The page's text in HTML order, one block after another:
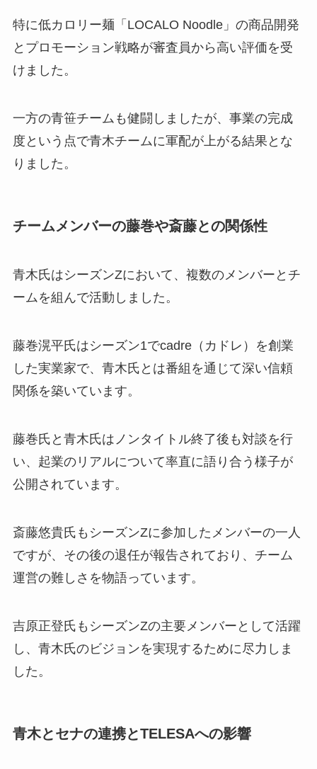
特に低カロリー麺「LOCALO Noodle」の商品開発
とプロモーション戦略が審査員から高い評価を受
けました。
一方の青笹チームも健闘しましたが、事業の完成
度という点で青木チームに軍配が上がる結果とな
りました。
チームメンバーの藤巻や斎藤との関係性
青木氏はシーズンZにおいて、複数のメンバーとチ
ームを組んで活動しました。
藤巻滉平氏はシーズン1でcadre（カドレ）を創業
した実業家で、青木氏とは番組を通じて深い信頼
関係を築いています。
藤巻氏と青木氏はノンタイトル終了後も対談を行
い、起業のリアルについて率直に語り合う様子が
公開されています。
斎藤悠貴氏もシーズンZに参加したメンバーの一人
ですが、その後の退任が報告されており、チーム
運営の難しさを物語っています。
吉原正登氏もシーズンZの主要メンバーとして活躍
し、青木氏のビジョンを実現するために尽力しま
した。
青木とセナの連携とTELESAへの影響